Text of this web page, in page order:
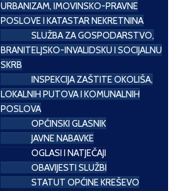
URBANIZAM, IMOVINSKO-PRAVNE
POSLOVE I KATASTAR NEKRETNINA
SLUŽBA ZA GOSPODARSTVO,
BRANITELJSKO-INVALIDSKU I SOCIJALNU
SKRB
INSPEKCIJA ZAŠTITE OKOLIŠA,
LOKALNIH PUTOVA I KOMUNALNIH
POSLOVA
OPĆINSKI GLASNIK
JAVNE NABAVKE
OGLASI I NATJEČAJI
OBAVIJESTI SLUŽBI
STATUT OPĆINE KREŠEVO